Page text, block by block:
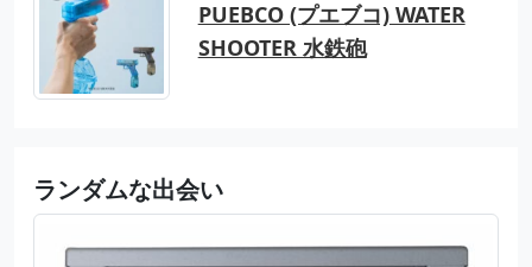
PUEBCO (プエブコ) WATER
SHOOTER 水鉄砲
ランダムな出会い